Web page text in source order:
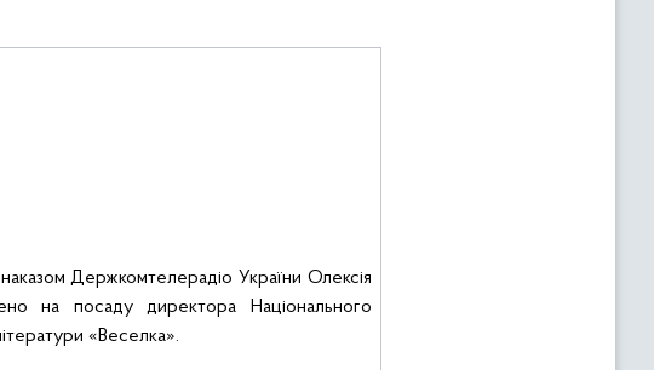
Держкомтелерадіо України Олексія
на посадудиректора Національного
«Веселка».